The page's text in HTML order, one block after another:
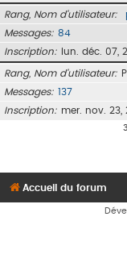
Rang, Nom d’utilisateur
Messages
84
Inscription
lun. déc. 07,
Rang, Nom d’utilisateur
Messages
137
Inscription
mer. nov. 23,
Accueil du forum